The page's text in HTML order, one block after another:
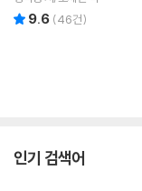
9.6 (46건)
인기 검색어